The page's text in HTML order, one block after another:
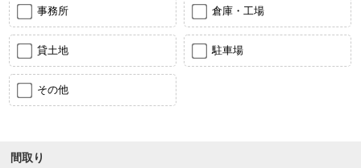
事務所 倉庫・工場
貸土地 駐車場
その他
間取り